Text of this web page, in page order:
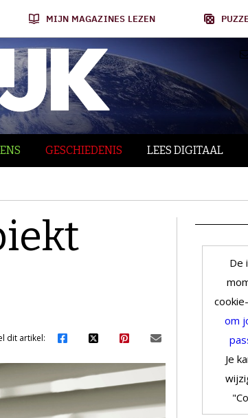
MIJN MAGAZINES LEZEN
GESCHIEDENIS LEES DIGITAAL
dit artikel:
De
om
Je